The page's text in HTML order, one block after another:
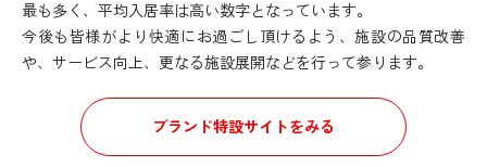
最も多く、平均入居率は高い数字となっています。
今後も皆様がより快適にお過ごし頂けるよう、施設の品質改善
や、サービス向上、更なる施設展開などを行って参ります。
ブランド特設サイトをみる